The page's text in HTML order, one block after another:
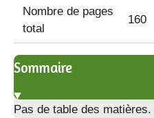
Nombre de pages
total
160
Sommaire
Pas de table des matières.